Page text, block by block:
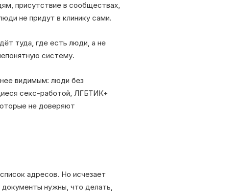
присутствие в сообществах,
не придут в клинику сами.
туда, где есть люди, а не
систему.
видимым: люди без
секс-работой, ЛГБТИК+
не доверяют
адресов. Но исчезает
документы нужны, что делать,